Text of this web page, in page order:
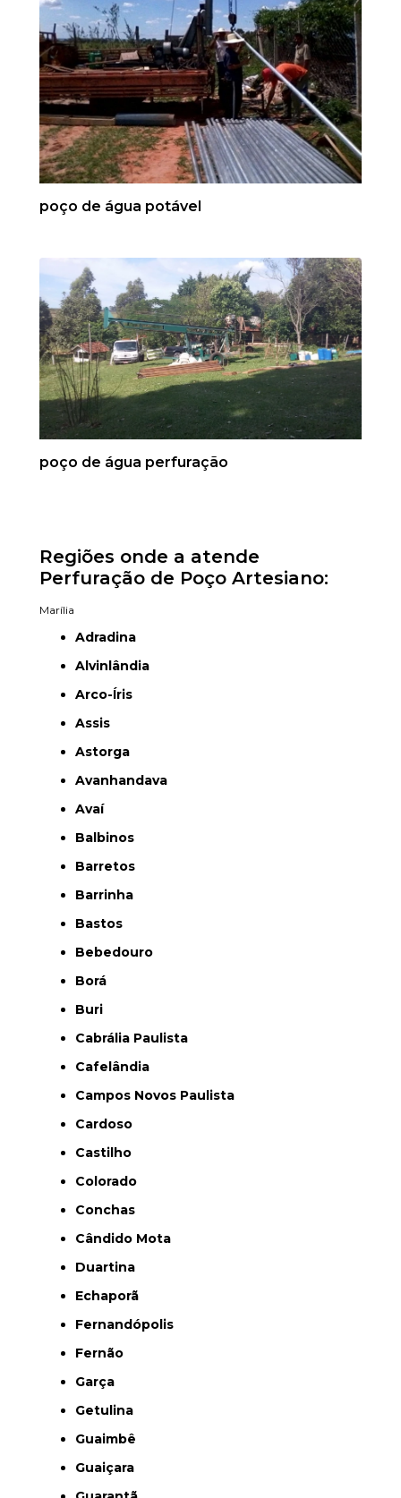
poço de água potável
poço de água perfuração
Regiões onde a atende
Perfuração de Poço Artesiano:
Marília
Adradina
Alvinlândia
Arco-Íris
Assis
Astorga
Avanhandava
Avaí
Balbinos
Barretos
Barrinha
Bastos
Bebedouro
Borá
Buri
Cabrália Paulista
Cafelândia
Campos Novos Paulista
Cardoso
Castilho
Colorado
Conchas
Cândido Mota
Duartina
Echaporã
Fernandópolis
Fernão
Garça
Getulina
Guaimbê
Guaiçara